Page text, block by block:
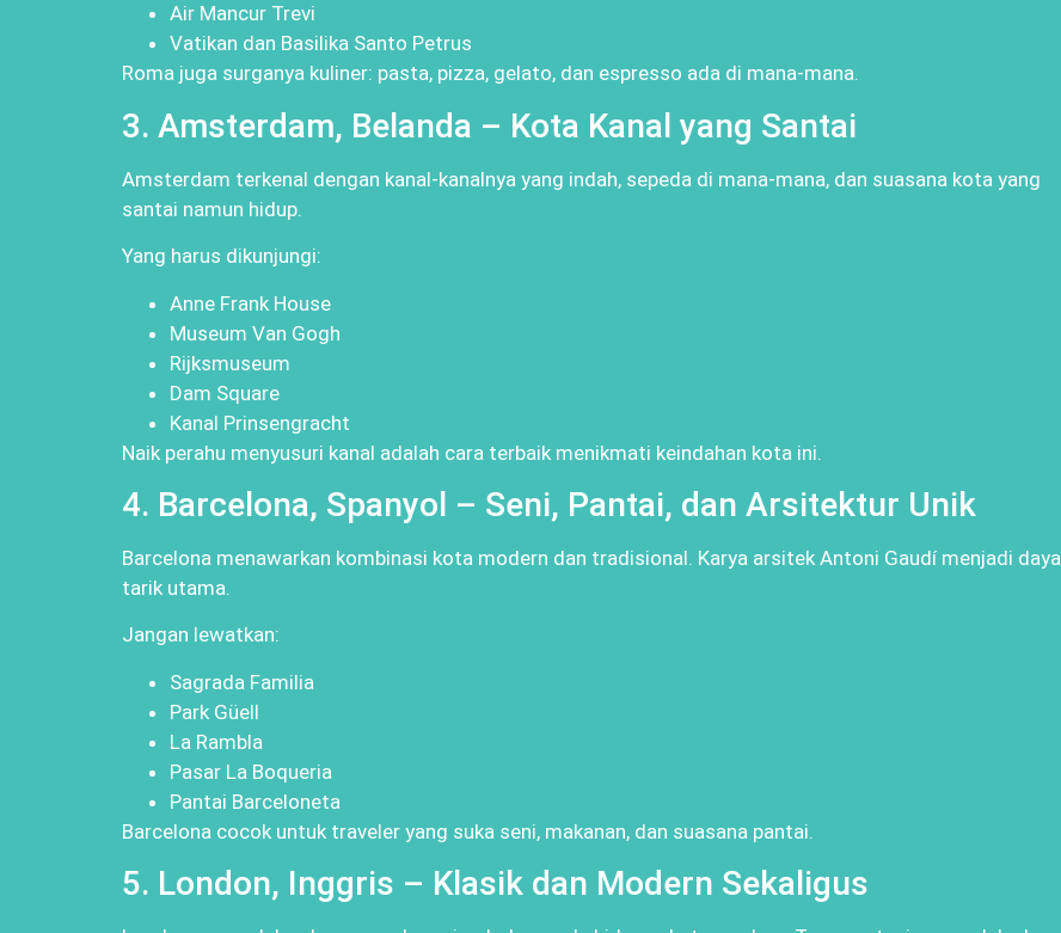
Air Mancur Trevi
Vatikan dan Basilika Santo Petrus
Roma juga surganya kuliner: pasta, pizza, gelato, dan espresso ada di mana-mana.
3. Amsterdam, Belanda – Kota Kanal yang Santai
Amsterdam terkenal dengan kanal-kanalnya yang indah, sepeda di mana-mana, dan suasana kota yang
santai namun hidup.
Yang harus dikunjungi:
Anne Frank House
Museum Van Gogh
Rijksmuseum
Dam Square
Kanal Prinsengracht
Naik perahu menyusuri kanal adalah cara terbaik menikmati keindahan kota ini.
4. Barcelona, Spanyol – Seni, Pantai, dan Arsitektur Unik
Barcelona menawarkan kombinasi kota modern dan tradisional. Karya arsitek Antoni Gaudí menjadi daya
tarik utama.
Jangan lewatkan:
Sagrada Familia
Park Güell
La Rambla
Pasar La Boqueria
Pantai Barceloneta
Barcelona cocok untuk traveler yang suka seni, makanan, dan suasana pantai.
5. London, Inggris – Klasik dan Modern Sekaligus